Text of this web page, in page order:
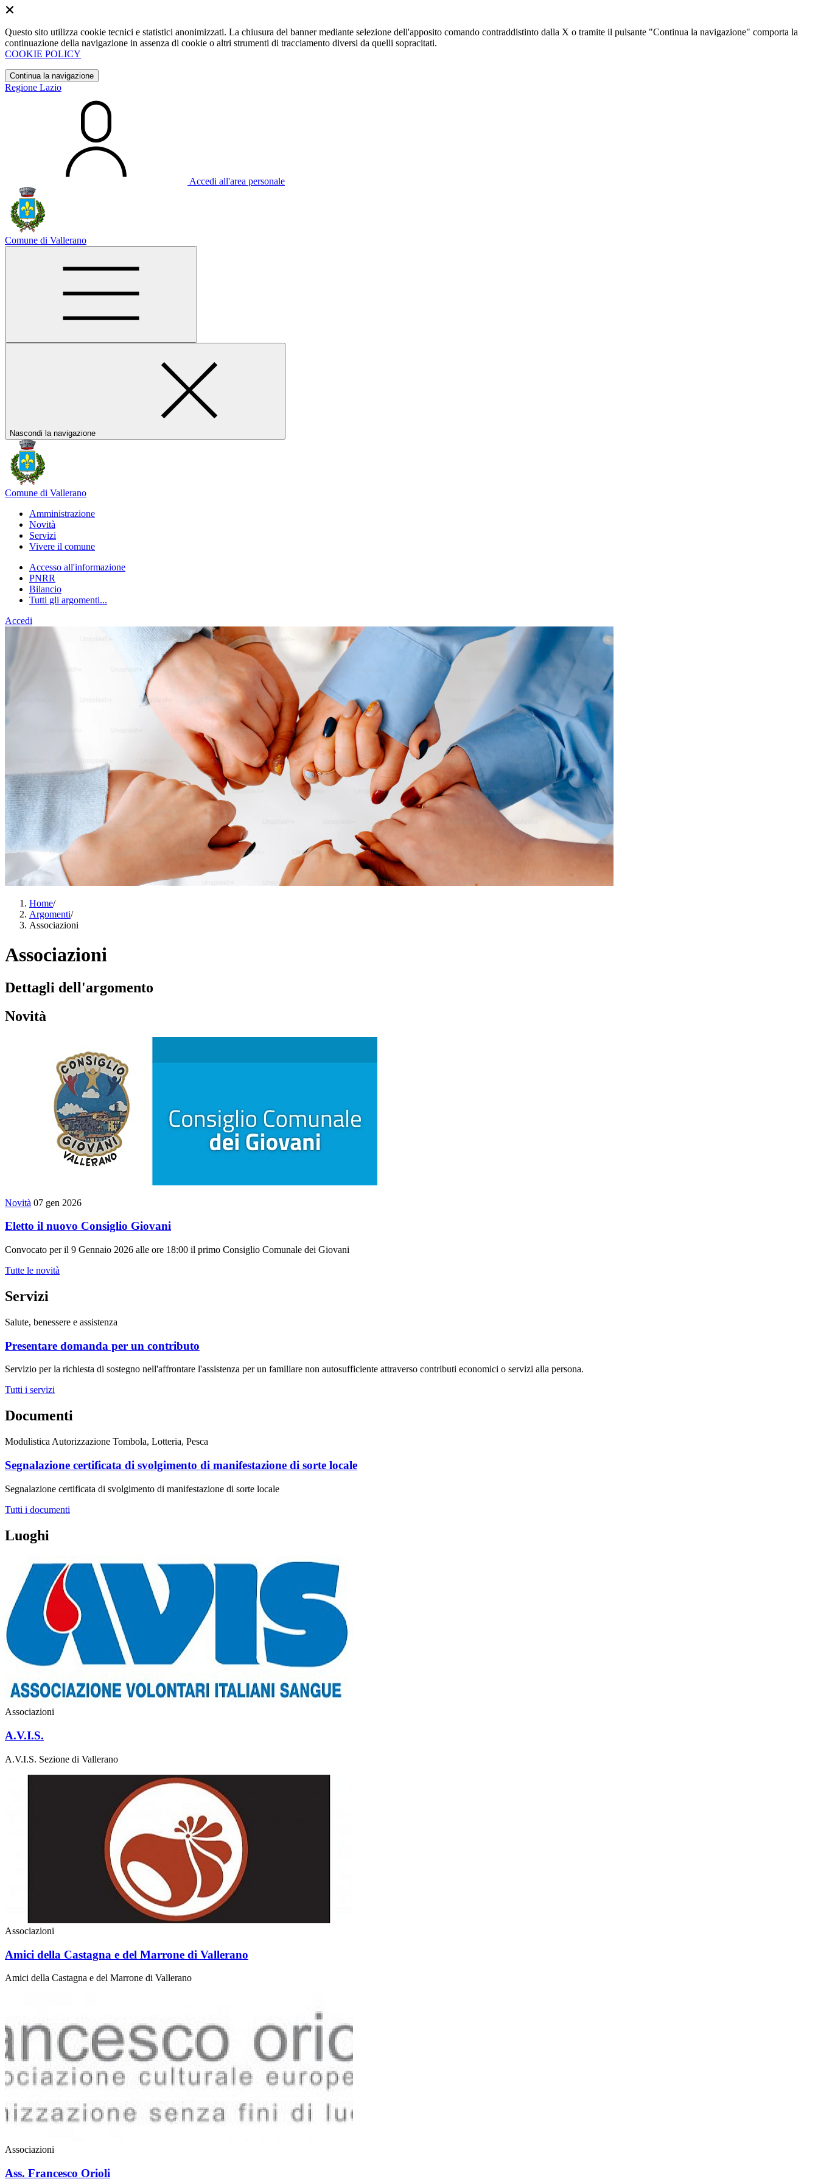
Questo sito utilizza cookie tecnici e statistici anonimizzati. La chiusura del banner mediante selezione dell'apposito comando contraddistinto dalla X o tramite il pulsante "Continua la navigazione" comporta la
continuazione della navigazione in assenza di cookie o altri strumenti di tracciamento diversi da quelli sopracitati.
COOKIE POLICY
Continua la navigazione
Regione Lazio
Accedi all'area personale
Comune di Vallerano
Nascondi la navigazione
Comune di Vallerano
Amministrazione
Novità
Servizi
Vivere il comune
Accesso all'informazione
PNRR
Bilancio
Tutti gli argomenti...
Accedi
Home/
Argomenti/
Associazioni
Associazioni
Dettagli dell'argomento
Novità
Novità 07 gen 2026
Eletto il nuovo Consiglio Giovani
Convocato per il 9 Gennaio 2026 alle ore 18:00 il primo Consiglio Comunale dei Giovani
Tutte le novità
Servizi
Salute, benessere e assistenza
Presentare domanda per un contributo
Servizio per la richiesta di sostegno nell'affrontare l'assistenza per un familiare non autosufficiente attraverso contributi economici o servizi alla persona.
Tutti i servizi
Documenti
Modulistica Autorizzazione Tombola, Lotteria, Pesca
Segnalazione certificata di svolgimento di manifestazione di sorte locale
Segnalazione certificata di svolgimento di manifestazione di sorte locale
Tutti i documenti
Luoghi
Associazioni
A.V.I.S.
A.V.I.S. Sezione di Vallerano
Associazioni
Amici della Castagna e del Marrone di Vallerano
Amici della Castagna e del Marrone di Vallerano
Associazioni
Ass. Francesco Orioli